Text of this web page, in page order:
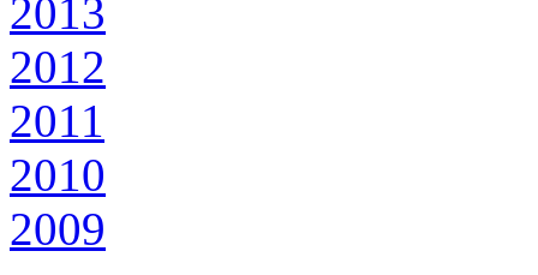
2013
2012
2011
2010
2009